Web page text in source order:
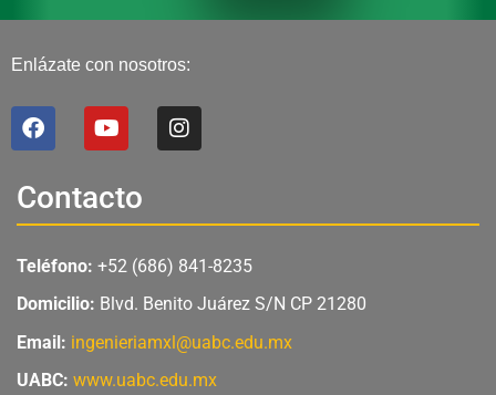
Enlázate con nosotros:
F
a
e
b
o
k
Y
o
u
b
I
n
g
a
m
Contacto
Teléfono: +52 (686) 841-8235
Domicilio: Blvd. Benito Juárez S/N CP 21280
Email: ingenieriamxl@uabc.edu.mx
UABC: www.uabc.edu.mx